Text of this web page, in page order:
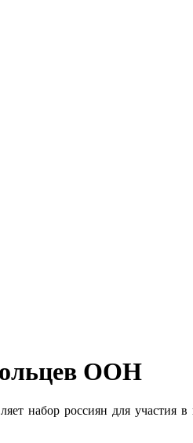
ООН
набор россиян для участия